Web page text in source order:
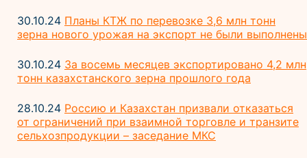
30.10.24 Планы КТЖ по перевозке 3,6 млн тонн
зерна нового урожая на экспорт не были выполнены
30.10.24 За восемь месяцев экспортировано 4,2 млн
тонн казахстанского зерна прошлого года
28.10.24 Россию и Казахстан призвали отказаться
от ограничений при взаимной торговле и транзите
сельхозпродукции – заседание МКС